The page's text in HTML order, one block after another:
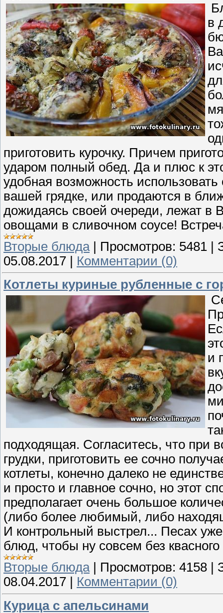
в
приготовить курочку. Причем
ударом полный обед. Да и плюс к
удобная возможность
вашей грядке, или продаются в
дожидаясь своей очереди, лежат в
овощами в сливочном соусе!
Вторые блюда | Просмотров: 5481 |
05.08.2017 | Комментарии (0)
Котлеты куриные рубленные с
и
подходящая. Согласитесь, что при
грудки, приготовить ее сочно
котлеты, конечно далеко не
и просто и главное сочно, но этот
предполагает очень большое
(либо более любимый, либо
И контрольный выстрел... Песах
блюд, чтобы ну совсем без
Вторые блюда| Просмотров: 4158
08.04.2017
Комментарии (0)
Курица с апельсинами